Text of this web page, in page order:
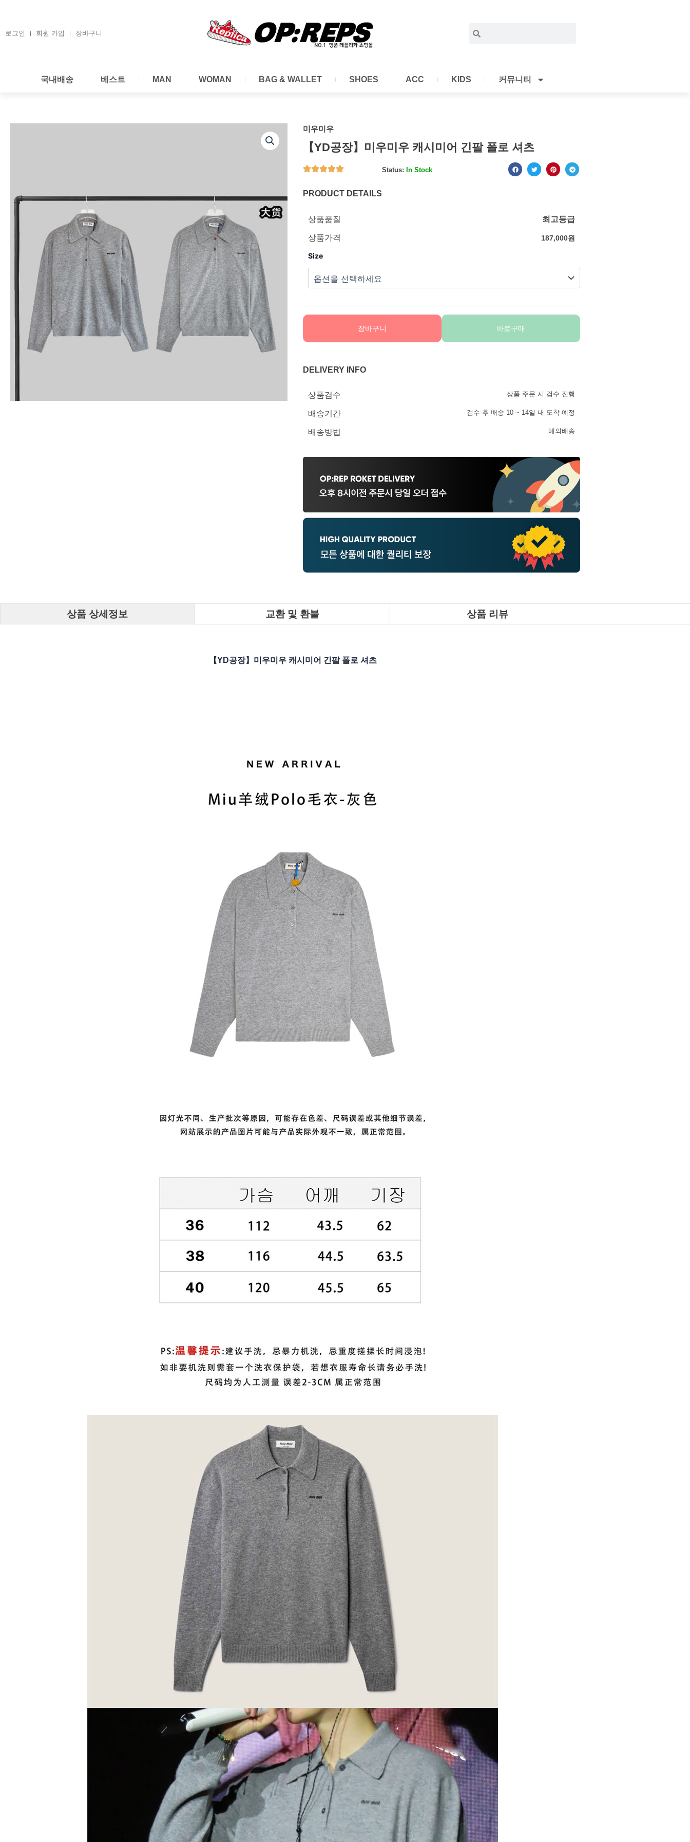
츠로그인 회원 가입 장바구니
국내배송 베스트 MAN WOMAN BAG & WALLET SHOES ACC KIDS 커뮤니티
미우미우
【YD공장】미우미우 캐시미어 긴팔 폴로 셔츠
Status: In Stock
PRODUCT DETAILS
상품품질 최고등급
상품가격 187,000원
Size
장바구니 바로구매
DELIVERY INFO
상품검수 상품 주문 시 검수 진행
배송기간 검수 후 배송 10 ~ 14일 내 도착 예정
배송방법 해외배송
상품 상세정보 교환 및 환불 상품 리뷰
【YD공장】미우미우 캐시미어 긴팔 폴로 셔츠